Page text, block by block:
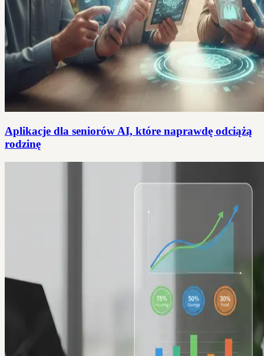
Aplikacje dla seniorów AI, które naprawdę odciążą
rodzinę